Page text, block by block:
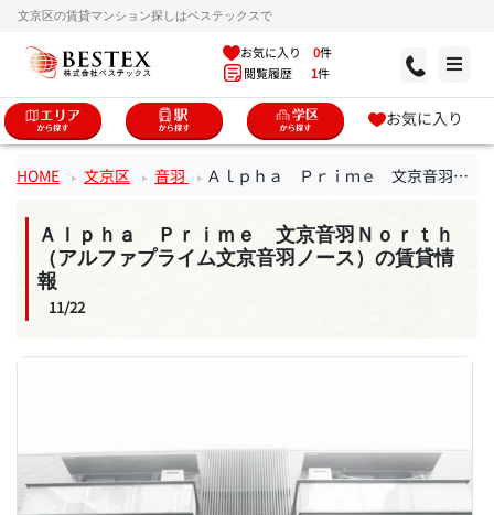
文京区の賃貸マンション探しはベステックスで
お気に入り 0件
閲覧履歴 1件
お気に入り
HOME 文京区 音羽 Ａｌｐｈａ Ｐｒｉｍｅ 文京音羽Ｎｏｒｔｈ（アルファプライム文京音羽ノース）
Ａｌｐｈａ Ｐｒｉｍｅ 文京音羽Ｎｏｒｔｈ
（アルファプライム文京音羽ノース）の賃貸情
報
11/22